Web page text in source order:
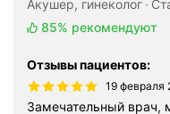
Акушер, гинеколог
85% рекомендуют
Отзывы пациентов:
19 февраля
Замечательный врач,